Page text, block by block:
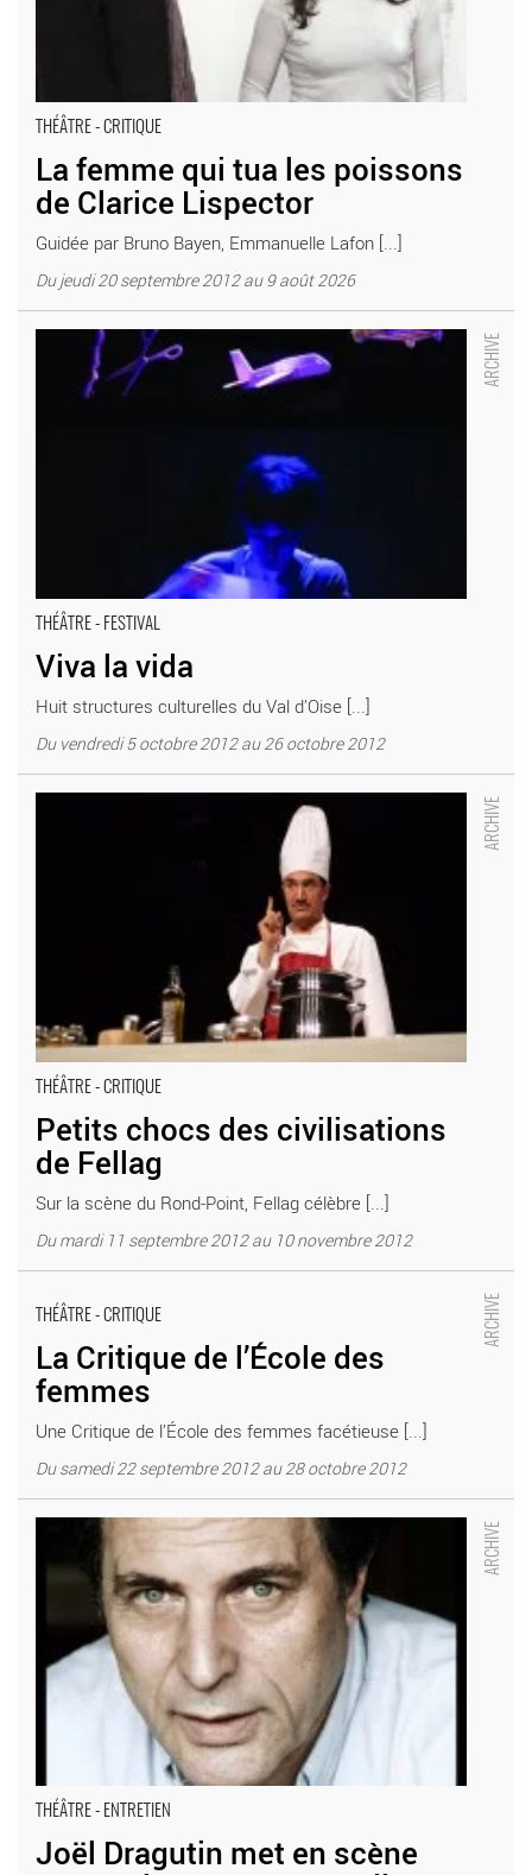
THÉÂTRE - CRITIQUE
La femme qui tua les poissons
de Clarice Lispector
Guidée par Bruno Bayen, Emmanuelle Lafon [...]
Du jeudi 20 septembre 2012 au 9 août 2026
THÉÂTRE - FESTIVAL
Viva la vida
Huit structures culturelles du Val d’Oise [...]
Du vendredi 5 octobre 2012 au 26 octobre 2012
THÉÂTRE - CRITIQUE
Petits chocs des civilisations
de Fellag
Sur la scène du Rond-Point, Fellag célèbre [...]
Du mardi 11 septembre 2012 au 10 novembre 2012
THÉÂTRE - CRITIQUE
La Critique de l’École des
femmes
Une Critique de l’École des femmes facétieuse [...]
Du samedi 22 septembre 2012 au 28 octobre 2012
Studio-Théâtre de la Comédie-Française
THÉÂTRE - ENTRETIEN
Joël Dragutin met en scène
Critique sortie Théâtre Cergy-Pontoise Théâtre 95